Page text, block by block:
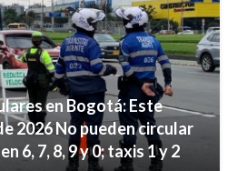
en Bogotá: Este
2026 No pueden circular
6, 7, 8, 9 y 0; taxis 1 y 2
se realizará la